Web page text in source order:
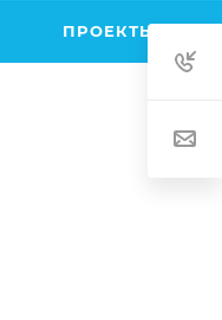
ПРОЕКТЫ